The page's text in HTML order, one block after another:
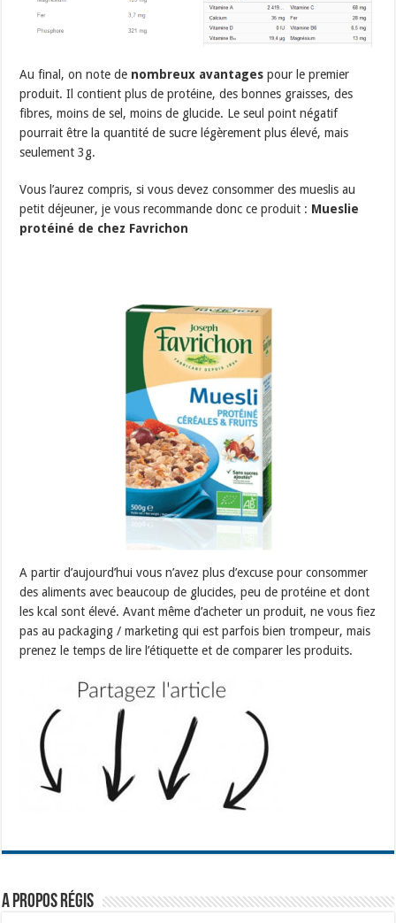
Au final, on note de nombreux avantages pour le premier
produit. Il contient plus de protéine, des bonnes graisses, des
fibres, moins de sel, moins de glucide. Le seul point négatif
pourrait être la quantité de sucre légèrement plus élevé, mais
seulement 3g.
Vous l’aurez compris, si vous devez consommer des mueslis au
petit déjeuner, je vous recommande donc ce produit : Mueslie
protéiné de chez Favrichon
A partir d’aujourd’hui vous n’avez plus d’excuse pour consommer
des aliments avec beaucoup de glucides, peu de protéine et dont
les kcal sont élevé. Avant même d’acheter un produit, ne vous fiez
pas au packaging / marketing qui est parfois bien trompeur, mais
prenez le temps de lire l’étiquette et de comparer les produits.
A propos Régis